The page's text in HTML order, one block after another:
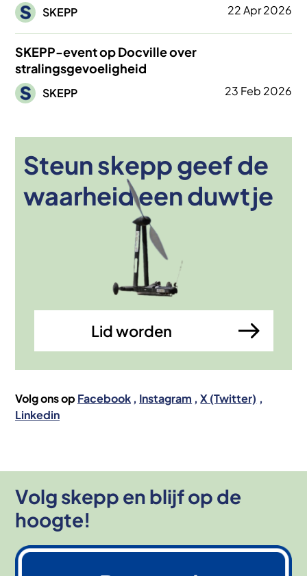
Afbeelding
SKEPP 22 Apr 2026
SKEPP-event op Docville over
stralingsgevoeligheid
Afbeelding
SKEPP 23 Feb 2026
Steun skepp geef de
waarheid een duwtje
Lid worden
Afbeelding
Volg ons op Facebook Instagram
X (Twitter)
Linkedin
Volg skepp en blijf op de
hoogte!
Afbeelding